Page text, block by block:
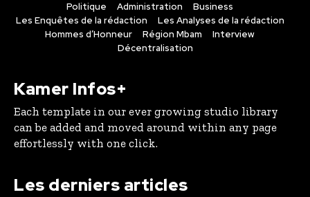
Politique Administration
Business
Les Enquêtes de la rédaction
Les Analyses de la rédaction
Hommes d’Honneur
Région Mbam
Interview
Décentralisation
Kamer Infos+
Each template in our ever growing studio library
can be added and moved around within any page
effortlessly with one click.
Les derniers articles